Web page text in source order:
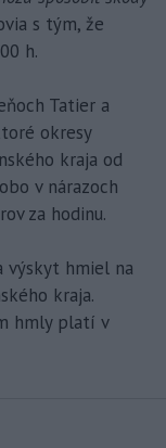
s tým, že
h.
Tatier a
okresy
kraja od
v nárazoch
za hodinu.
výskyt hmiel na
kraja.
hmly platí v